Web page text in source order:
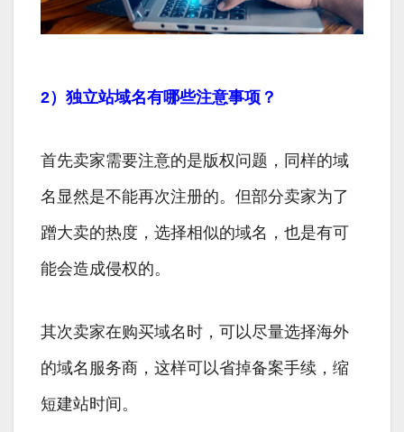
2）独立站域名有哪些注意事项？
首先卖家需要注意的是版权问题，同样的域
名显然是不能再次注册的。但部分卖家为了
蹭大卖的热度，选择相似的域名，也是有可
能会造成侵权的。
其次卖家在购买域名时，可以尽量选择海外
的域名服务商，这样可以省掉备案手续，缩
短建站时间。